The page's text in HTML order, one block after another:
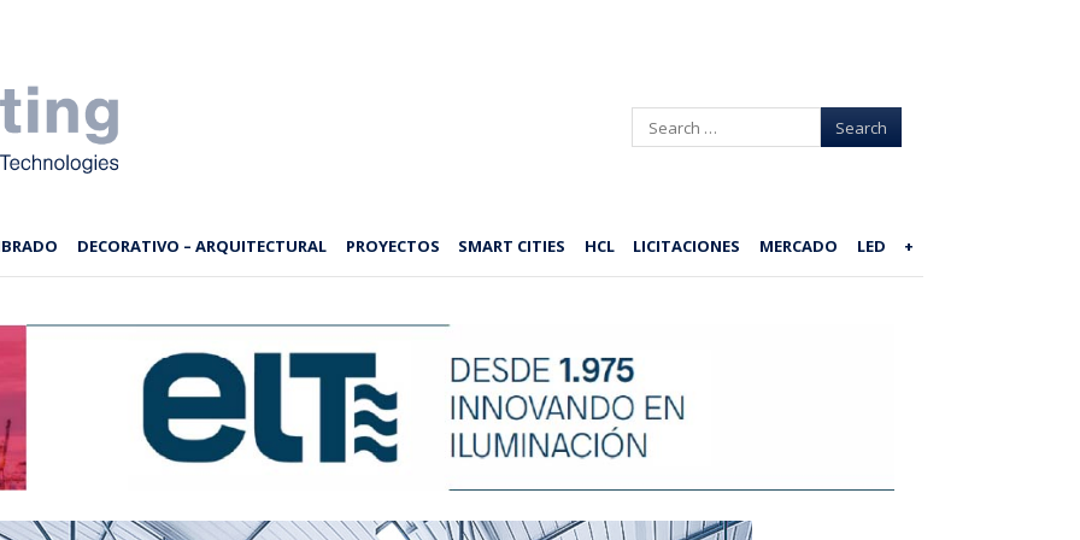
Search
DECORATIVO – ARQUITECTURAL PROYECTOS SMART CITIES HCL LICITACIONES MERCADO LED +